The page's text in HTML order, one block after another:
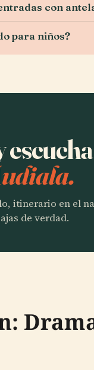
con
para niños?
itinerario en el
de verdad.